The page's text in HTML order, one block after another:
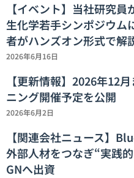
【イベント】当社研究
生化学若手シンポジウム
者がハンズオン形式で解
2026年6月16日
【更新情報】2026年12
ニング開催予定を公開
2026年6月2日
【関連会社ニュース】
外部人材をつなぎ“実践
GNへ出資